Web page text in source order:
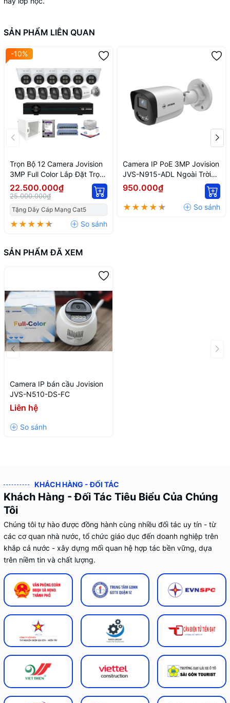
SẢN PHẨM LIÊN QUAN
-10%
Trọn Bộ 12 Camera Jovision
3MP Full Color Lắp Đặt Trọn
Gói
22.500.000₫
25.000.000₫
Tặng Dây Cáp Mạng Cat5
Camera IP PoE 3MP Jovision
JVS-N915-ADL Ngoài Trời
Ánh Sáng Kép
950.000₫
SẢN PHẨM ĐÃ XEM
Camera IP bán cầu Jovision
JVS-N510-DS-FC
Liên hệ
KHÁCH HÀNG - ĐỐI TÁC
Khách Hàng - Đối Tác Tiêu Biểu Của Chúng
Tôi
Chúng tôi tự hào được đồng hành cùng nhiều đối tác uy tín - từ
các cơ quan nhà nước, tổ chức giáo dục đến doanh nghiệp trên
khắp cả nước - xây dựng mối quan hệ hợp tác bền vững, dựa
trên niềm tin và chất lượng.